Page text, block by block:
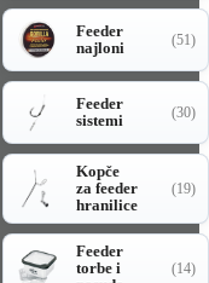
Feeder
najloni
(51)
Feeder
sistemi
(30)
Kopče
za feeder
hranilice
(19)
Feeder
torbe i
(14)